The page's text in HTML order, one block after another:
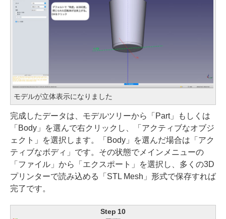
モデルが立体表示になりました
完成したデータは、モデルツリーから「Part」もしくは
「Body」を選んで右クリックし、「アクティブなオブジ
ェクト」を選択します。「Body」を選んだ場合は「アク
ティブなボディ」です。その状態でメインメニューの
「ファイル」から「エクスポート」を選択し、多くの3D
プリンターで読み込める「STL Mesh」形式で保存すれば
完了です。
Step 10